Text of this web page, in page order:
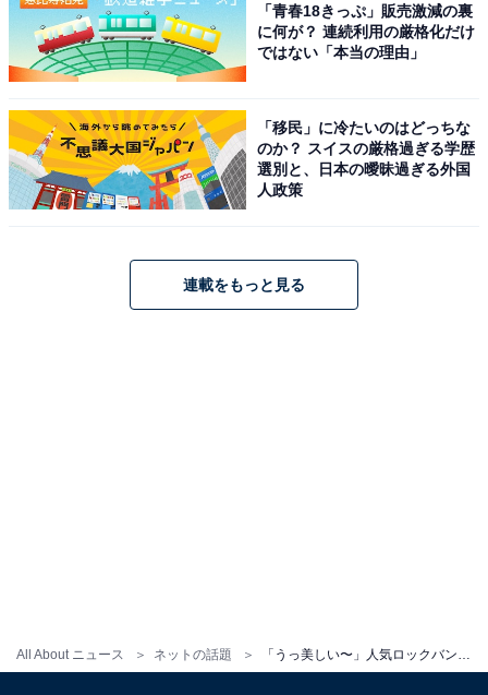
All About ニュース ネットの話題
「青春18きっぷ」販売激減の裏
に何が？ 連続利用の厳格化だけ
ではない「本当の理由」
「移民」に冷たいのはどっちな
のか？ スイスの厳格過ぎる学歴
選別と、日本の曖昧過ぎる外国
人政策
連載をもっと見る